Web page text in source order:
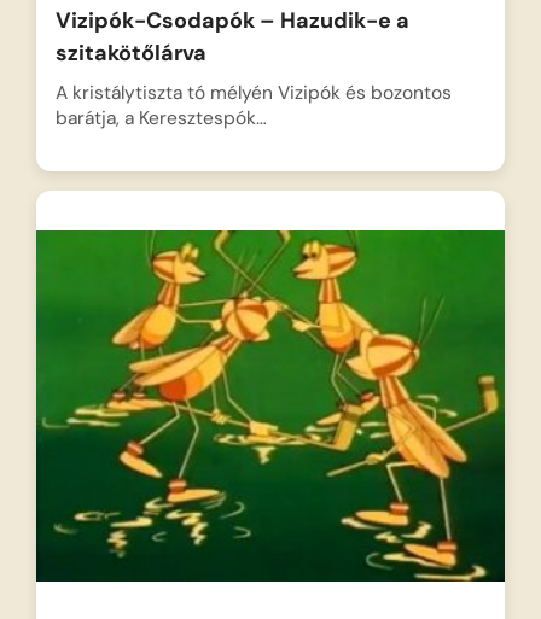
Vizipók-Csodapók – Hazudik-e a
szitakötőlárva
A kristálytiszta tó mélyén Vizipók és bozontos
barátja, a Keresztespók…